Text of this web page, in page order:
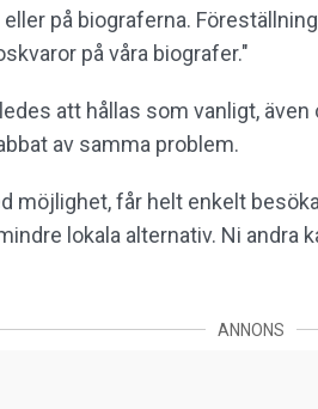
på biograferna.
på våra biografer."
att hållas som vanligt,
av samma problem.
möjlighet, får helt enkelt
lokala alternativ. Ni andra
ANNONS